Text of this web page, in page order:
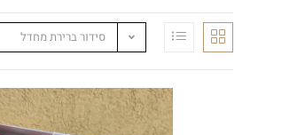
סידור ברירת מחדל